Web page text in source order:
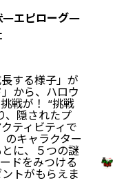
―エピローグ―
する様子」が
から、ハロウ
戦が！ “挑戦
、隠されたプ
ティビティで
のキャラクター
に、５つの謎
ドをみつける
トがもらえま